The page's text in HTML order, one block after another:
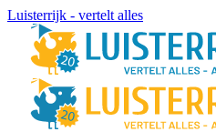
Luisterrijk - vertelt alles